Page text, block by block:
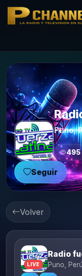
PCHANNELS
Puno,
495
Seguir
Volver
LIVE
Radio
Puno,